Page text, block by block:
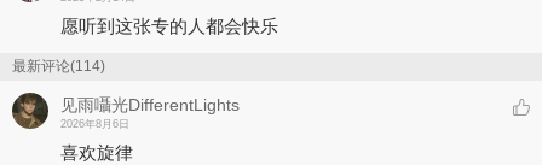
愿听到这张专的人都会快乐
最新评论(114)
见雨囁光DifferentLights
2026年8月6日
喜欢旋律